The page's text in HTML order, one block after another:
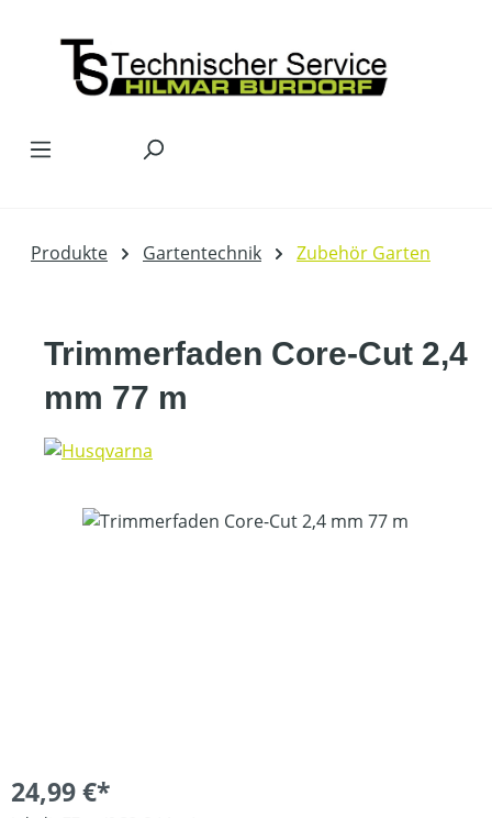
Produkte Gartentechnik Zubehör Garten
Trimmerfaden Core-Cut 2,4
mm 77 m
Bildergalerie überspringen
24,99 €*